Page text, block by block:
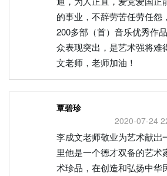
的事业，不辞劳苦任劳任怨
200多部（首）音乐优秀作
众表现突出，是艺术强将难
文老师，老师加油！
覃碧珍
2020-07-24
李成文老师敬业为艺术献岀
里他是一个德才双备的艺术
术珍品，在创造和弘扬中华